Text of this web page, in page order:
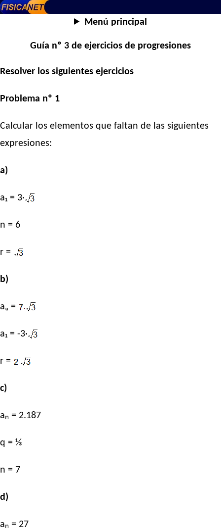
Menú principal
Guía nº 3 de ejercicios de progresiones
Resolver los siguientes ejercicios
Problema nº 1
Calcular los elementos que faltan de las siguientes
expresiones:
a)
a₁ = 3·
n = 6
r =
b)
aᵤ =
a₁ = -3·
r =
c)
aₙ = 2.187
q = ⅓
n = 7
d)
aₙ = 27